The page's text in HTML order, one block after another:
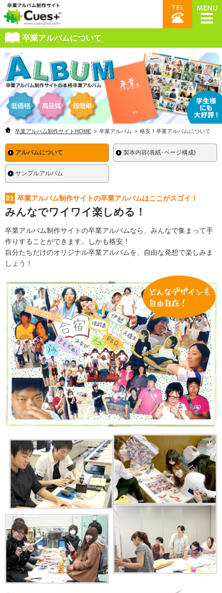
卒業アルバムについて
卒業アルバム制作サイトHOME > 卒業アルバム > 格安！卒業アルバムについて
アルバムについて 製本内容(表紙･ページ構成)
サンプルアルバム
01 卒業アルバム制作サイトの卒業アルバムはここがスゴイ！
みんなでワイワイ楽しめる！
卒業アルバム制作サイトの卒業アルバムなら、みんなで集まって手
作りすることができます。しかも格安！
自分たちだけのオリジナル卒業アルバムを、自由な発想で楽しみま
しょう！